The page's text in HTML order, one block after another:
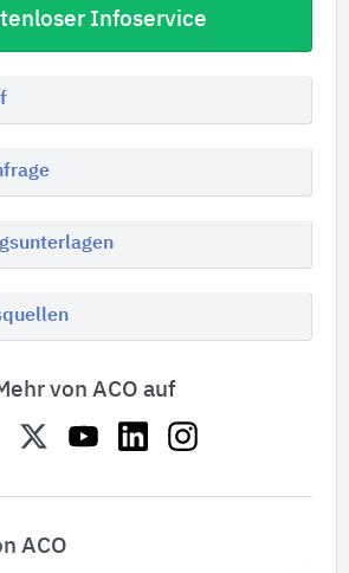
Infoservice
von ACO auf
ACO